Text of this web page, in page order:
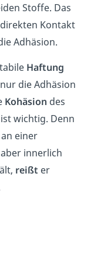
Stoffe. Das
Kontakt
Adhäsion.
Haftung
die Adhäsion
Kohäsion des
ist wichtig. Denn
einer
innerlich
reißt er